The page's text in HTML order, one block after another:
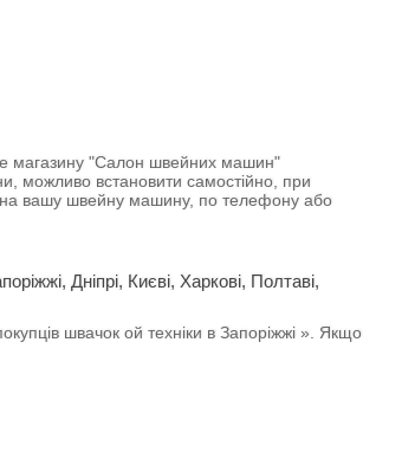
магазину "Салон швейних машин"
можливо встановити самостійно, при
на вашу швейну машину, по телефону або
Дніпрі, Києві, Харкові, Полтаві,
швачок ой техніки в Запоріжжі ». Якщо